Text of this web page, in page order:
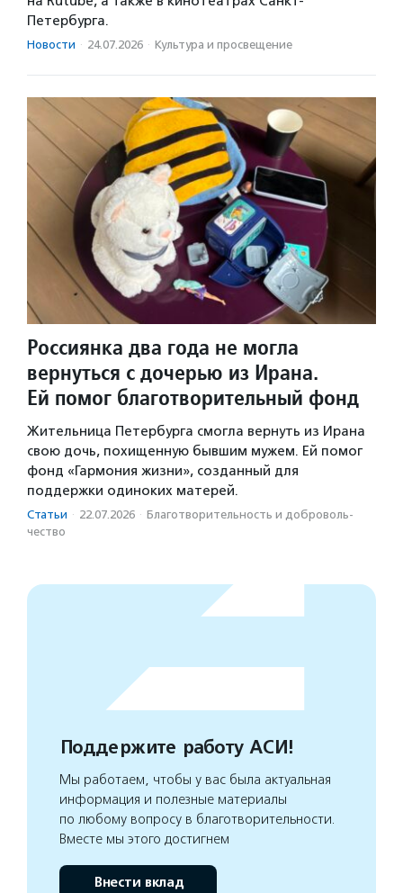
Петербурга.
Новости · 24.07.2026 · Культура и просвещение
Россиянка два года не могла
вернуться с дочерью из Ирана.
Ей помог благотворительный фонд
Жительница Петербурга смогла вернуть из Ирана
свою дочь, похищенную бывшим мужем. Ей помог
фонд «Гармония жизни», созданный для
поддержки одиноких матерей.
Статьи · 22.07.2026 · Благотвори­тель­ность и доброволь­
чест­во
Поддержите работу АСИ!
Мы работаем, чтобы у вас была актуальная
информация и полезные материалы
по любому вопросу в благотворительности.
Вместе мы этого достигнем
Внести вклад